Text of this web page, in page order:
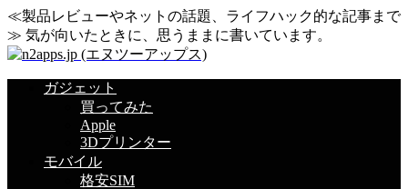
≪製品レビューやネットの話題、ライフハック的な記事まで
≫ 気が向いたときに、思うままに書いています。
ガジェット
買ってみた
Apple
3Dプリンター
モバイル
格安SIM